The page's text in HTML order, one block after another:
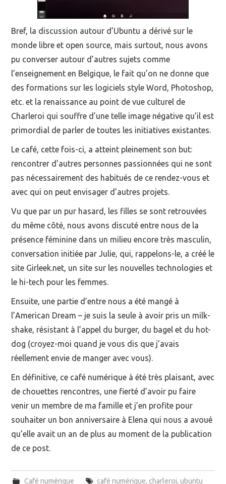
Bref, la discussion autour d’Ubuntu a dérivé sur le
monde libre et open source, mais surtout, nous avons
pu converser autour d’autres sujets comme
l’enseignement en Belgique, le fait qu’on ne donne que
des formations sur les logiciels style Word, Photoshop,
etc. et la renaissance au point de vue culturel de
Charleroi qui souffre d’une telle image négative qu’il est
primordial de parler de toutes les initiatives existantes.
Le café, cette fois-ci, a atteint pleinement son but:
rencontrer d’autres personnes passionnées qui ne sont
pas nécessairement des habitués de ce rendez-vous et
avec qui on peut envisager d’autres projets.
Vu que par un pur hasard, les filles se sont retrouvées
du même côté, nous avons discuté entre nous de la
présence féminine dans un milieu encore très masculin,
conversation initiée par Julie, qui, rappelons-le, a créé le
site Girleek.net, un site sur les nouvelles technologies et
le hi-tech pour les femmes.
Ensuite, une partie d’entre nous a été mangé à
l’American Dream – je suis la seule à avoir pris un milk-
shake, résistant à l’appel du burger, du bagel et du hot-
dog (croyez-moi quand je vous dis que j’avais
réellement envie de manger avec vous).
En définitive, ce café numérique à été très plaisant, avec
de chouettes rencontres, une fierté d’avoir pu faire
venir un membre de ma famille et j’en profite pour
souhaiter un bon anniversaire à Elena qui nous a avoué
qu’elle avait un an de plus au moment de la publication
de ce post.
Café numérique café numérique, charleroi, ubuntu